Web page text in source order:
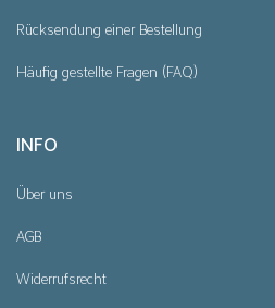
Rücksendung einer Bestellung
Häufig gestellte Fragen (FAQ)
INFO
Über uns
AGB
Widerrufsrecht